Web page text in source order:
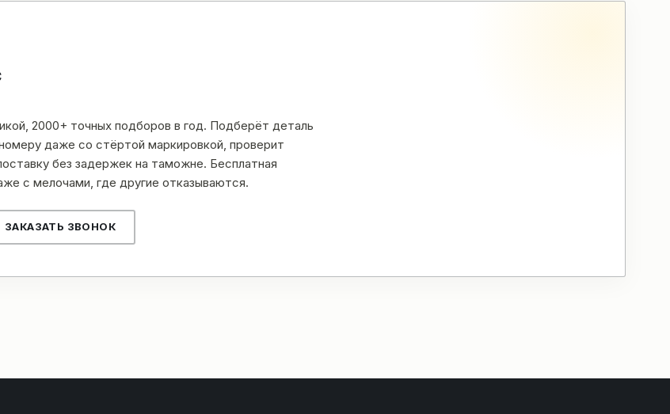
2000+ точных подборов в год. Подберёт деталь
даже со стёртой маркировкой, проверит
без задержек на таможне. Бесплатная
с мелочами, где другие отказываются.
ЗАКАЗАТЬ ЗВОНОК